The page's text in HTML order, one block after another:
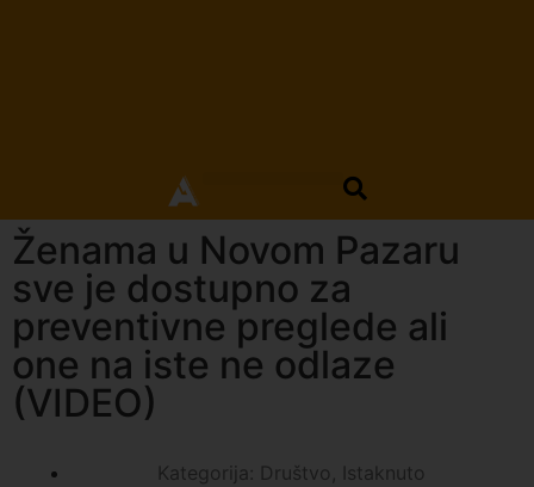
Ženama u Novom Pazaru
sve je dostupno za
preventivne preglede ali
one na iste ne odlaze
(VIDEO)
Kategorija: Društvo , Istaknuto